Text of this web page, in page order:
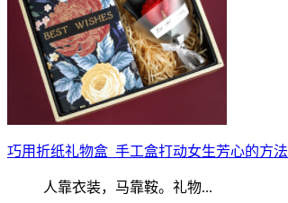
巧用折纸礼物盒_手工盒打动女生芳心的方法
人靠衣装，马靠鞍。礼物...